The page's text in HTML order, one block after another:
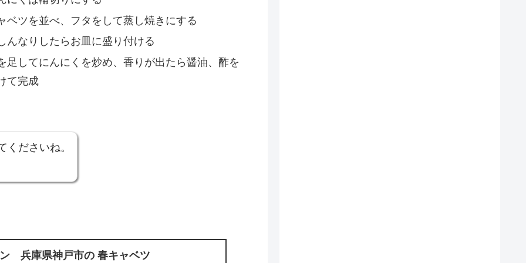
ツを並べ、フタをして蒸し焼きにする
んなりしたらお皿に盛り付ける
してにんにくを炒め、香りが出たら醤油、酢を
て完成
くださいね。
兵庫県神戸市の 春キャベツ